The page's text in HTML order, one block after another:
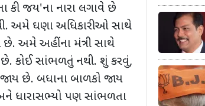
કી જય'ના નારા લગાવે છે
અમે ઘણા અધિકારીઓ સાથે
છે. અમે અહીંના મંત્રી સાથે
છે. કોઈ સાંભળતું નથી. શું કરવું,
છે. બધાના બાળકો જાય
ધારાસભ્યો પણ સાંભળતા